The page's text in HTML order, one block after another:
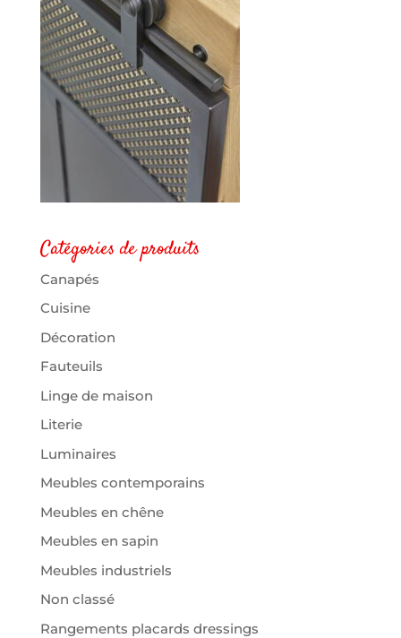
Catégories de produits
Canapés
Cuisine
Décoration
Fauteuils
Linge de maison
Literie
Luminaires
Meubles contemporains
Meubles en chêne
Meubles en sapin
Meubles industriels
Non classé
Rangements placards dressings